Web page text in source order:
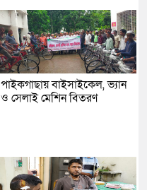
পাইকগাছায় বাইসাইকেল, ভ্যান
ও সেলাই মেশিন বিতরণ